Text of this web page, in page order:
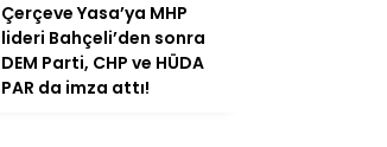
Çerçeve Yasa’ya MHP
lideri Bahçeli’den sonra
DEM Parti, CHP ve HÜDA
PAR da imza attı!